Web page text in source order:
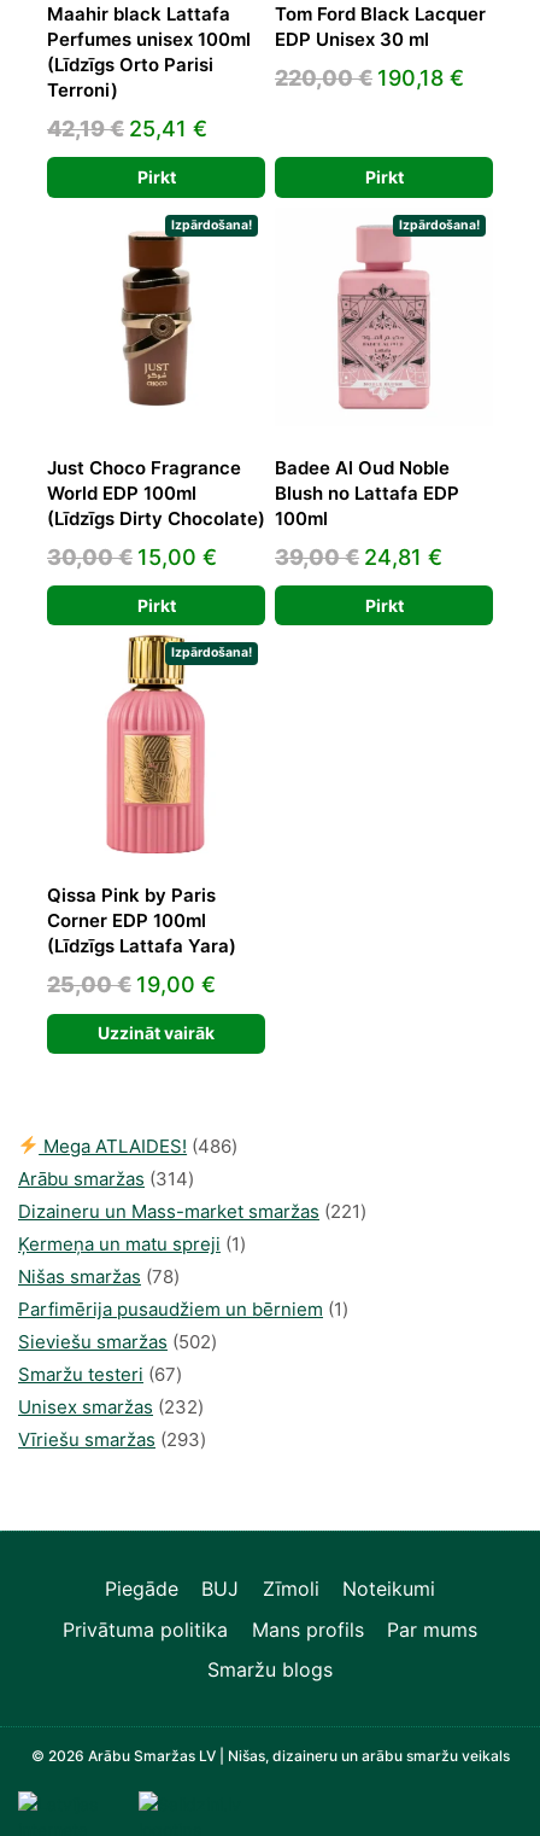
Maahir black Lattafa
Perfumes unisex 100ml
(Līdzīgs Orto Parisi
Terroni)
42,19€ Original
price
was:
42,19 €.
25,41 €
price
is:
25,41 €.
Pirkt
Tom Ford Black Lacquer
EDP Unisex 30 ml
220,00€ Original
220,00 €.
190,18 €
Pirkt
Izpārdošana!
Just Choco Fragrance
World EDP 100ml
(Līdzīgs Dirty Chocolate)
30,00€ Original
price
was:
30,00 €.
15,00 € Current
price
is:
15,00 €.
Pirkt
Izpārdošana!
Badee Al Oud Noble
Blush no Lattafa EDP
100ml
39,00€ Original
price
was:
24,81 €
price
is:
Pirkt
Izpārdošana!
Qissa Pink by Paris
Corner EDP 100ml
(Līdzīgs Lattafa Yara)
25,00€ Original
price
was:
19,00 €
price
is:
Uzzināt vairāk
Mega ATLAIDES! 486486
Arābu smaržas 314314
produkti
Dizaineru un Mass-market smaržas 221221
Ķermeņa un matu spreji 11
Nišas smaržas 7878
produkts
Parfimērija pusaudžiem un bērniem 11
Sieviešu smaržas 502502
Smaržu testeri 6767
produkts
Unisex smaržas 232232
produkts
Vīriešu smaržas 293293
Piegāde BUJ Zīmoli
Noteikumi
Privātuma politika
Mans profils
Par mums
Smaržu blogs
© 2026 Arābu Smaržas LV | Nišas, dizaineru un arābu smaržu veikals